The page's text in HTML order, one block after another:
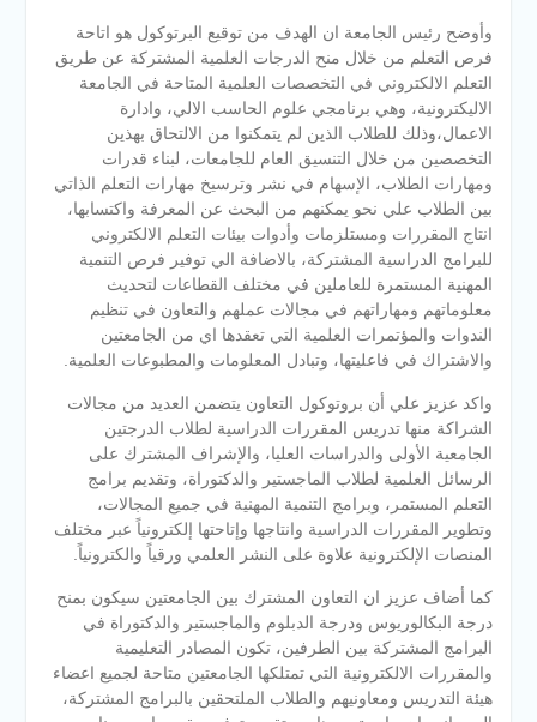
وأوضح رئيس الجامعة ان الهدف من توقيع البرتوكول هو اتاحة
فرص التعلم من خلال منح الدرجات العلمية المشتركة عن طريق
التعلم الالكتروني في التخصصات العلمية المتاحة في الجامعة
الاليكترونية، وهي برنامجي علوم الحاسب الالي، وادارة
الاعمال،وذلك للطلاب الذين لم يتمكنوا من الالتحاق بهذين
التخصصين من خلال التنسيق العام للجامعات، لبناء قدرات
ومهارات الطلاب، الإسهام في نشر وترسيخ مهارات التعلم الذاتي
بين الطلاب علي نحو يمكنهم من البحث عن المعرفة واكتسابها،
انتاج المقررات ومستلزمات وأدوات بيئات التعلم الالكتروني
للبرامج الدراسية المشتركة، بالاضافة الي توفير فرص التنمية
المهنية المستمرة للعاملين في مختلف القطاعات لتحديث
معلوماتهم ومهاراتهم في مجالات عملهم والتعاون في تنظيم
الندوات والمؤتمرات العلمية التي تعقدها اي من الجامعتين
والاشتراك في فاعليتها، وتبادل المعلومات والمطبوعات العلمية.
واكد عزيز علي أن بروتوكول التعاون يتضمن العديد من مجالات
الشراكة منها تدريس المقررات الدراسية لطلاب الدرجتين
الجامعية الأولى والدراسات العليا، والإشراف المشترك على
الرسائل العلمية لطلاب الماجستير والدكتوراة، وتقديم برامج
التعلم المستمر، وبرامج التنمية المهنية في جميع المجالات،
وتطوير المقررات الدراسية وانتاجها وإتاحتها إلكترونياً عبر مختلف
المنصات الإلكترونية علاوة على النشر العلمي ورقياً والكترونياً.
كما أضاف عزيز ان التعاون المشترك بين الجامعتين سيكون بمنح
درجة البكالوريوس ودرجة الدبلوم والماجستير والدكتوراة في
البرامج المشتركة بين الطرفين، تكون المصادر التعليمية
والمقررات الالكترونية التي تمتلكها الجامعتين متاحة لجميع اعضاء
هيئة التدريس ومعاونيهم والطلاب الملتحقين بالبرامج المشتركة،